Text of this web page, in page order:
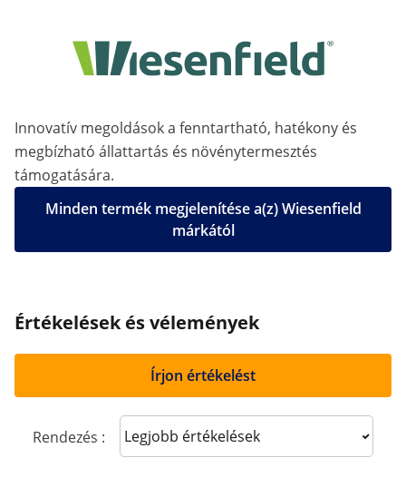
Innovatív megoldások a fenntartható, hatékony és
megbízható állattartás és növénytermesztés
támogatására.
Minden termék megjelenítése a(z) Wiesenfield
márkától
Értékelések és vélemények
Írjon értékelést
Rendezés : Sort reviews